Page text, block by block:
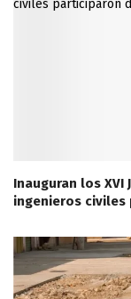
Inauguran los XVI
ingenieros